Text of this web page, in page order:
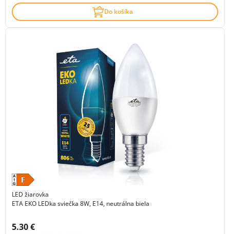
Do košíka
LED žiarovka
ETA EKO LEDka sviečka 8W, E14, neutrálna biela
Cena s DPH:
5.30 €